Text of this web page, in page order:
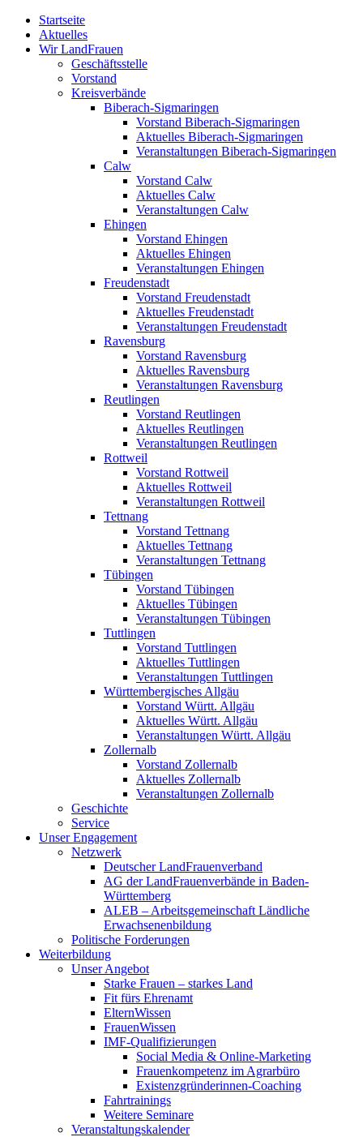
Zum
Inhalt
springen
Startseite
Aktuelles
Wir LandFrauen
Geschäftsstelle
Vorstand
Kreisverbände
Biberach-Sigmaringen
Vorstand Biberach-Sigmaringen
Aktuelles Biberach-Sigmaringen
Veranstaltungen Biberach-Sigmaringen
Calw
Vorstand Calw
Aktuelles Calw
Veranstaltungen Calw
Ehingen
Vorstand Ehingen
Aktuelles Ehingen
Veranstaltungen Ehingen
Freudenstadt
Vorstand Freudenstadt
Aktuelles Freudenstadt
Veranstaltungen Freudenstadt
Ravensburg
Vorstand Ravensburg
Aktuelles Ravensburg
Veranstaltungen Ravensburg
Reutlingen
Vorstand Reutlingen
Aktuelles Reutlingen
Veranstaltungen Reutlingen
Rottweil
Vorstand Rottweil
Aktuelles Rottweil
Veranstaltungen Rottweil
Tettnang
Vorstand Tettnang
Aktuelles Tettnang
Veranstaltungen Tettnang
Tübingen
Vorstand Tübingen
Aktuelles Tübingen
Veranstaltungen Tübingen
Tuttlingen
Vorstand Tuttlingen
Aktuelles Tuttlingen
Veranstaltungen Tuttlingen
Württembergisches Allgäu
Vorstand Württ. Allgäu
Aktuelles Württ. Allgäu
Veranstaltungen Württ. Allgäu
Zollernalb
Vorstand Zollernalb
Aktuelles Zollernalb
Veranstaltungen Zollernalb
Geschichte
Service
Unser Engagement
Netzwerk
Deutscher LandFrauenverband
AG der LandFrauenverbände in Baden-
Württemberg
ALEB – Arbeitsgemeinschaft Ländliche
Erwachsenenbildung
Politische Forderungen
Weiterbildung
Unser Angebot
Starke Frauen – starkes Land
Fit fürs Ehrenamt
ElternWissen
FrauenWissen
IMF-Qualifizierungen
Social Media & Online-Marketing
Frauenkompetenz im Agrarbüro
Existenzgründerinnen-Coaching
Fahrtrainings
Weitere Seminare
Veranstaltungskalender